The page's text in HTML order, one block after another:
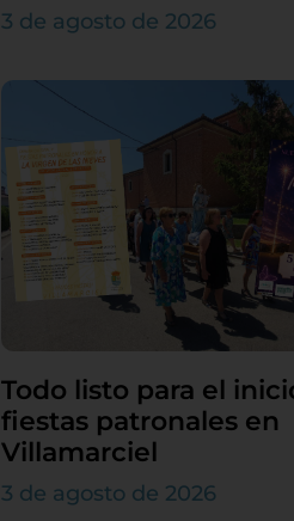
3 de agosto de 2026
Todo listo para el
fiestas patronales en
Villamarciel
3 de agosto de 2026